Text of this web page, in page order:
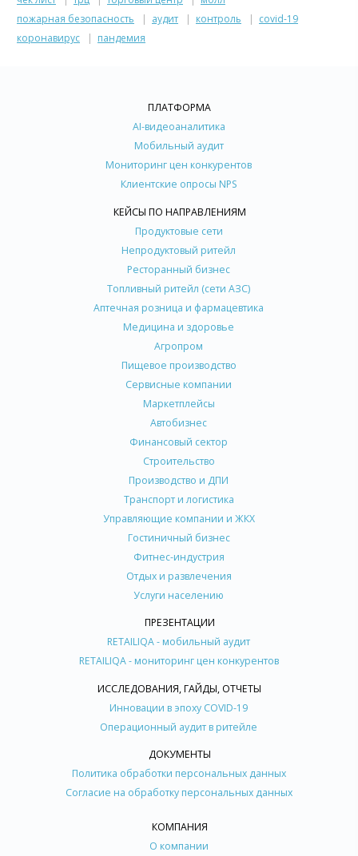
пожарная безопасность
аудит контроль
covid-19
коронавирус
пандемия
ПЛАТФОРМА
AI-видеоаналитика
Мобильный аудит
Мониторинг цен конкурентов
Клиентские опросы NPS
КЕЙСЫ ПО НАПРАВЛЕНИЯМ
Продуктовые сети
Непродуктовый ритейл
Ресторанный бизнес
Топливный ритейл (сети АЗС)
Аптечная розница и фармацевтика
Медицина и здоровье
Агропром
Пищевое производство
Сервисные компании
Маркетплейсы
Автобизнес
Финансовый сектор
Строительство
Производство и ДПИ
Транспорт и логистика
Управляющие компании и ЖКХ
Гостиничный бизнес
Фитнес-индустрия
Отдых и развлечения
Услуги населению
ПРЕЗЕНТАЦИИ
RETAILIQA - мобильный аудит
RETAILIQA - мониторинг цен конкурентов
ИССЛЕДОВАНИЯ, ГАЙДЫ, ОТЧЕТЫ
Инновации в эпоху COVID-19
Операционный аудит в ритейле
ДОКУМЕНТЫ
Политика обработки персональных данных
Согласие на обработку персональных данных
КОМПАНИЯ
О компании